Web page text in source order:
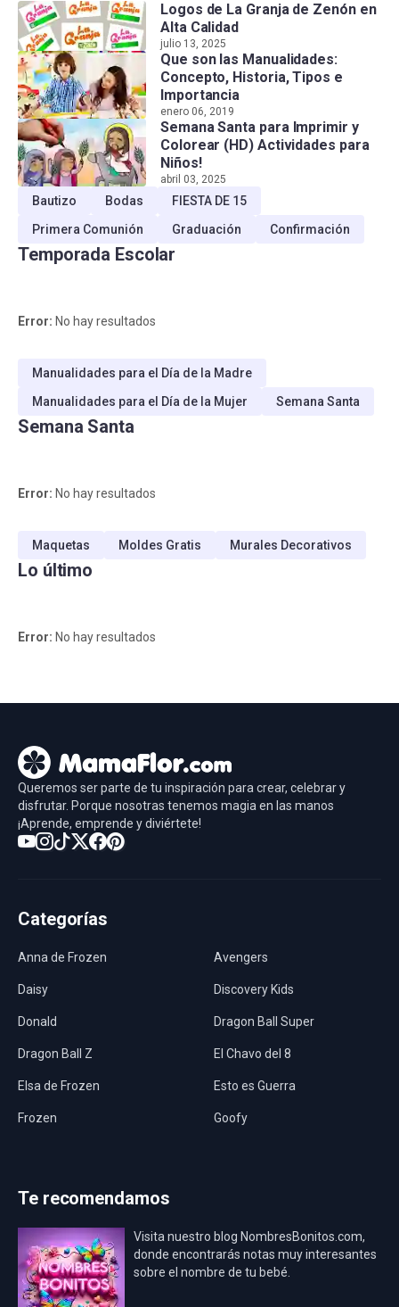
Logos de La Granja de Zenón en
Alta Calidad
julio 13, 2025
Que son las Manualidades:
Concepto, Historia, Tipos e
Importancia
enero 06, 2019
Semana Santa para Imprimir y
Colorear (HD) Actividades para
Niños!
abril 03, 2025
Bautizo Bodas
FIESTA DE 15
Primera Comunión
Graduación Confirmación
Temporada Escolar
Error: No hay resultados
Manualidades para el Día de la Madre
Manualidades para el Día de la Mujer
Semana Santa
Semana Santa
Error: No hay resultados
Maquetas Moldes Gratis Murales Decorativos
Lo último
Error: No hay resultados
Queremos ser parte de tu inspiración para crear, celebrar y
disfrutar. Porque nosotras tenemos magia en las manos
¡Aprende, emprende y diviértete!
Categorías
Anna de Frozen Avengers
Daisy Discovery Kids
Donald Dragon Ball Super
Dragon Ball Z El Chavo del 8
Elsa de Frozen Esto es Guerra
Frozen Goofy
Los Minions Los Vengadores
Mario Bros Mi Villano Favorito
Te recomendamos
Visita nuestro blog NombresBonitos.com,
donde encontrarás notas muy interesantes
sobre el nombre de tu bebé.